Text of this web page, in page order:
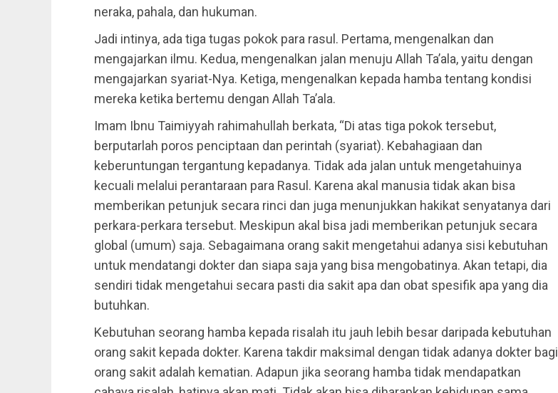
neraka, pahala, dan hukuman.
Jadi intinya, ada tiga tugas pokok para rasul. Pertama, mengenalkan dan
mengajarkan ilmu. Kedua, mengenalkan jalan menuju Allah Ta’ala, yaitu dengan
mengajarkan syariat-Nya. Ketiga, mengenalkan kepada hamba tentang kondisi
mereka ketika bertemu dengan Allah Ta’ala.
Imam Ibnu Taimiyyah rahimahullah berkata, “Di atas tiga pokok tersebut,
berputarlah poros penciptaan dan perintah (syariat). Kebahagiaan dan
keberuntungan tergantung kepadanya. Tidak ada jalan untuk mengetahuinya
kecuali melalui perantaraan para Rasul. Karena akal manusia tidak akan bisa
memberikan petunjuk secara rinci dan juga menunjukkan hakikat senyatanya dari
perkara-perkara tersebut. Meskipun akal bisa jadi memberikan petunjuk secara
global (umum) saja. Sebagaimana orang sakit mengetahui adanya sisi kebutuhan
untuk mendatangi dokter dan siapa saja yang bisa mengobatinya. Akan tetapi, dia
sendiri tidak mengetahui secara pasti dia sakit apa dan obat spesifik apa yang dia
butuhkan.
Kebutuhan seorang hamba kepada risalah itu jauh lebih besar daripada kebutuhan
orang sakit kepada dokter. Karena takdir maksimal dengan tidak adanya dokter bagi
orang sakit adalah kematian. Adapun jika seorang hamba tidak mendapatkan